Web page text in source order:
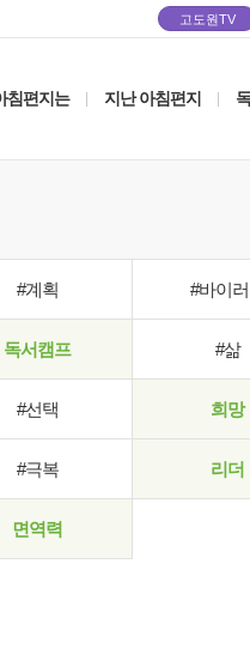
고도원TV
침편지는 지난 아침편지
#계획 #바이
독서캠프 #삶
#선택 희망
#극복 리더
면역력